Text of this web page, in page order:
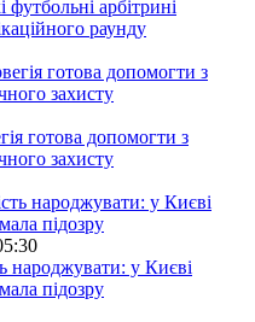
футбольні арбітрині
раунду
готова допомогти з
захисту
народжувати: у Києві
підозру